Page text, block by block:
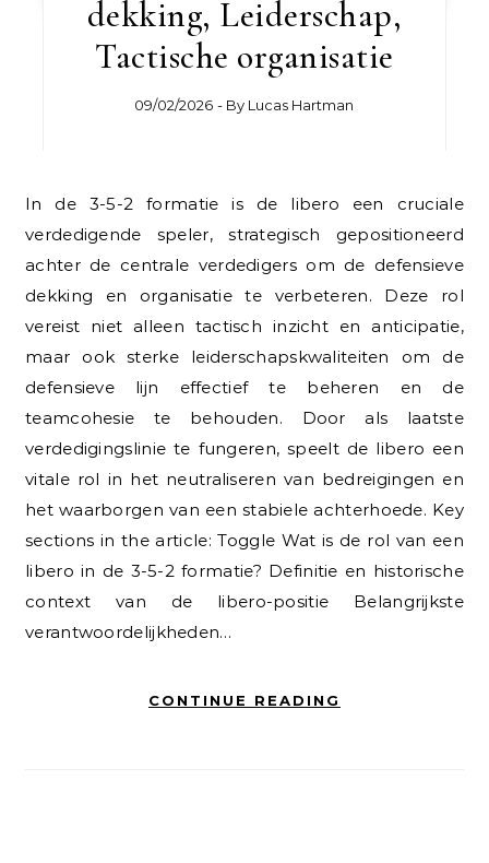
dekking, Leiderschap,
Tactische organisatie
09/02/2026 - By Lucas Hartman
In de 3-5-2 formatie is de libero een cruciale
verdedigende speler, strategisch gepositioneerd
achter de centrale verdedigers om de defensieve
dekking en organisatie te verbeteren. Deze rol
vereist niet alleen tactisch inzicht en anticipatie,
maar ook sterke leiderschapskwaliteiten om de
defensieve lijn effectief te beheren en de
teamcohesie te behouden. Door als laatste
verdedigingslinie te fungeren, speelt de libero een
vitale rol in het neutraliseren van bedreigingen en
het waarborgen van een stabiele achterhoede. Key
sections in the article: Toggle Wat is de rol van een
libero in de 3-5-2 formatie? Definitie en historische
context van de libero-positie Belangrijkste
verantwoordelijkheden…
CONTINUE READING